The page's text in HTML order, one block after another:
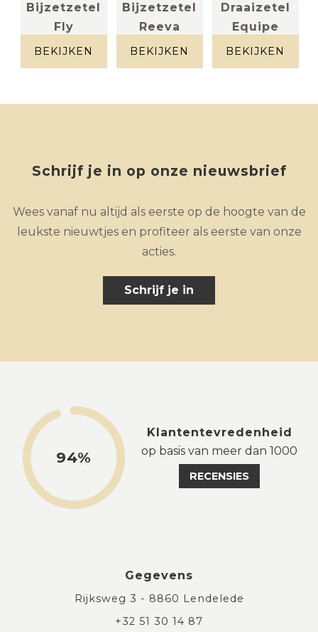
Bijzetzetel
Fly
roodbruin
gespikkeld
BEKIJKEN
Bijzetzetel
Reeva
cognac
BEKIJKEN
Draaizetel
Equipe
(halfhoge...
cognacbruin
BEKIJKEN
Schrijf je in op onze nieuwsbrief
Wees vanaf nu altijd als eerste op de hoogte van de
leukste nieuwtjes en profiteer als eerste van onze
acties.
Schrijf je in
94%
Klantentevredenheid
op basis van meer dan 1000
RECENSIES
Gegevens
Rijksweg 3 - 8860 Lendelede
+32 51 30 14 87